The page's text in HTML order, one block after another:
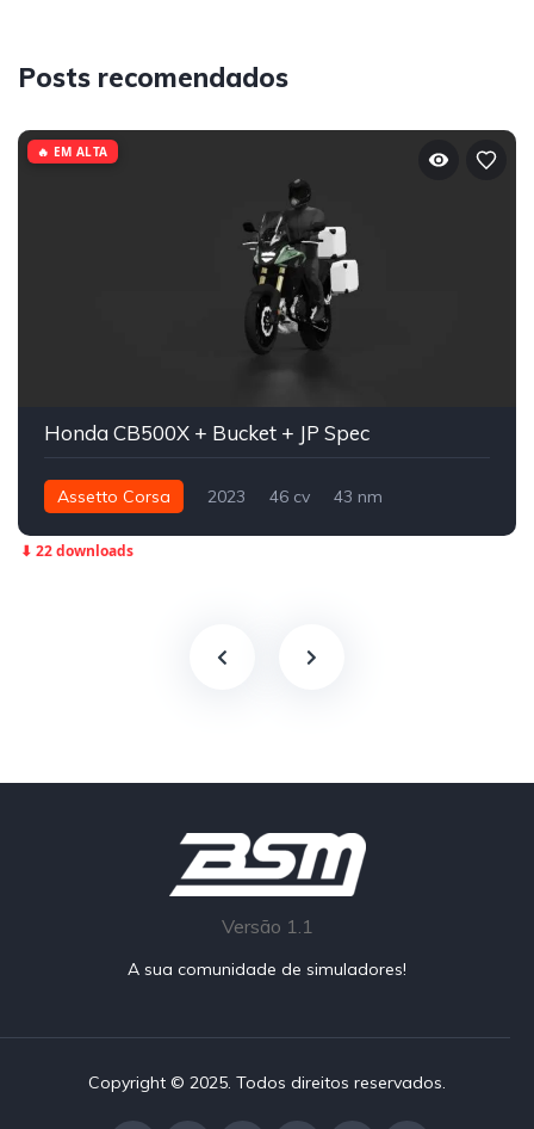
Posts recomendados
Honda CB500X + Bucket + JP Spec
Assetto Corsa 2023 46 cv
43 nm
🔥 EM ALTA
⬇ 22 downloads
Versão 1.1
A sua comunidade de simuladores!
Copyright © 2025. Todos direitos reservados.